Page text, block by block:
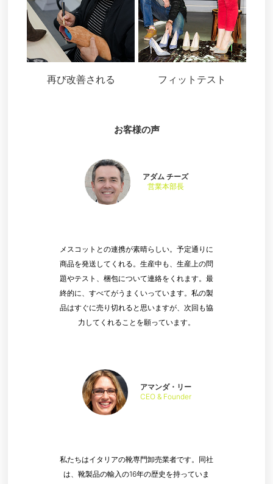
再び改善される フィットテスト
お客様の声
私たちはイタリアの靴専門卸売業者です。同社
は、靴製品の輸入の16年の歴史を持っていま
アマンダ・リー
CEO & Founder
メスコットとの連携が素晴らしい。予定通りに
商品を発送してくれる。生産中も、生産上の問
題やテスト、梱包について連絡をくれます。最
終的に、すべてがうまくいっています。私の製
品はすぐに売り切れると思いますが、次回も協
力してくれることを願っています。
アダム チーズ
営業本部長